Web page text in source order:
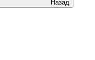
Назад